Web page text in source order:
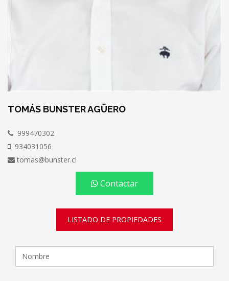
TOMÁS BUNSTER AGÜERO
999470302
934031056
tomas@bunster.cl
Contactar
LISTADO DE PROPIEDADES